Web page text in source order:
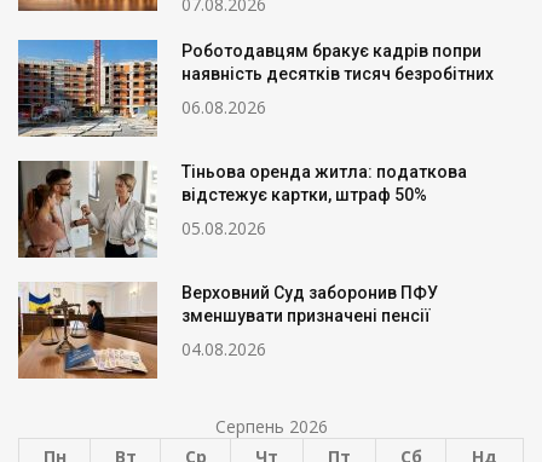
Роботодавцям бракує кадрів попри
наявність десятків тисяч безробітних
06.08.2026
Тіньова оренда житла: податкова
відстежує картки, штраф 50%
05.08.2026
Верховний Суд заборонив ПФУ
зменшувати призначені пенсії
04.08.2026
Серпень 2026
Пн
Вт Ср Чт Пт Сб Нд